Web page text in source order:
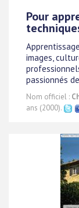
Pour
images,
passionnés
Nom officiel :
ans (2000).